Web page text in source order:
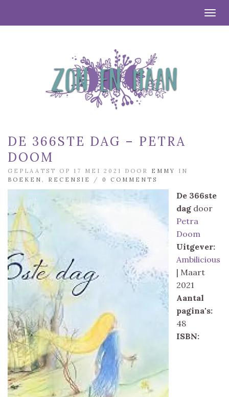
DE 366STE DAG – PETRA
DOOM
GEPLAATST OP 17 MEI 2021 DOOR EMMY
IN
BOEKEN
RECENSIE / 0 COMMENTS
De 366ste
dag door
Petra
Doom
Uitgever:
Ambilicious
| Maart
2021
Aantal
pagina's:
48
ISBN: